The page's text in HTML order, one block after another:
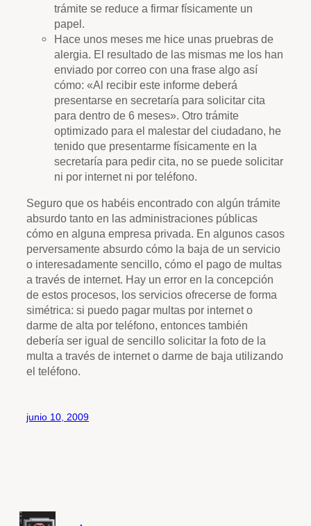
trámite se reduce a firmar físicamente un
papel.
Hace unos meses me hice unas pruebras de
alergia. El resultado de las mismas me los han
enviado por correo con una frase algo así
cómo: «Al recibir este informe deberá
presentarse en secretaría para solicitar cita
para dentro de 6 meses». Otro trámite
optimizado para el malestar del ciudadano, he
tenido que presentarme físicamente en la
secretaría para pedir cita, no se puede solicitar
ni por internet ni por teléfono.
Seguro que os habéis encontrado con algún trámite
absurdo tanto en las administraciones públicas
cómo en alguna empresa privada. En algunos casos
perversamente absurdo cómo la baja de un servicio
o interesadamente sencillo, cómo el pago de multas
a través de internet. Hay un error en la concepción
de estos procesos, los servicios ofrecerse de forma
simétrica: si puedo pagar multas por internet o
darme de alta por teléfono, entonces también
debería ser igual de sencillo solicitar la foto de la
multa a través de internet o darme de baja utilizando
el teléfono.
junio 10, 2009